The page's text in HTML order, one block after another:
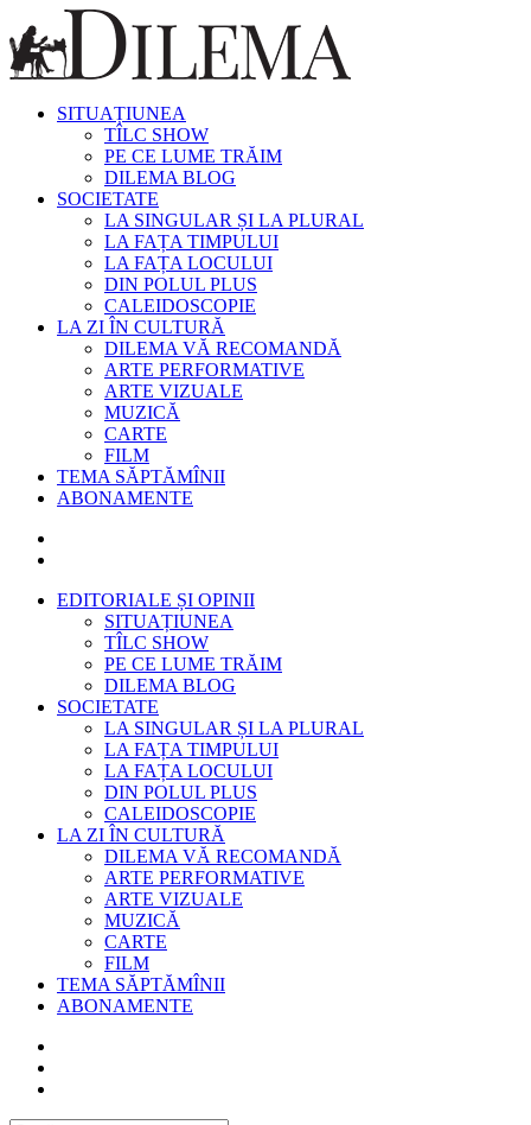
SITUAȚIUNEA
TÎLC SHOW
PE CE LUME TRĂIM
DILEMA BLOG
SOCIETATE
LA SINGULAR ȘI LA PLURAL
LA FAȚA TIMPULUI
LA FAȚA LOCULUI
DIN POLUL PLUS
CALEIDOSCOPIE
LA ZI ÎN CULTURĂ
DILEMA VĂ RECOMANDĂ
ARTE PERFORMATIVE
ARTE VIZUALE
MUZICĂ
CARTE
FILM
TEMA SĂPTĂMÎNII
ABONAMENTE
EDITORIALE ȘI OPINII
SITUAȚIUNEA
TÎLC SHOW
PE CE LUME TRĂIM
DILEMA BLOG
SOCIETATE
LA SINGULAR ȘI LA PLURAL
LA FAȚA TIMPULUI
LA FAȚA LOCULUI
DIN POLUL PLUS
CALEIDOSCOPIE
LA ZI ÎN CULTURĂ
DILEMA VĂ RECOMANDĂ
ARTE PERFORMATIVE
ARTE VIZUALE
MUZICĂ
CARTE
FILM
TEMA SĂPTĂMÎNII
ABONAMENTE